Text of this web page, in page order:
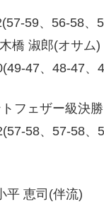
59、56-58
淑郎(オサム)
47、48-47
フェザー級決勝
58、57-58
恵司(伴流)